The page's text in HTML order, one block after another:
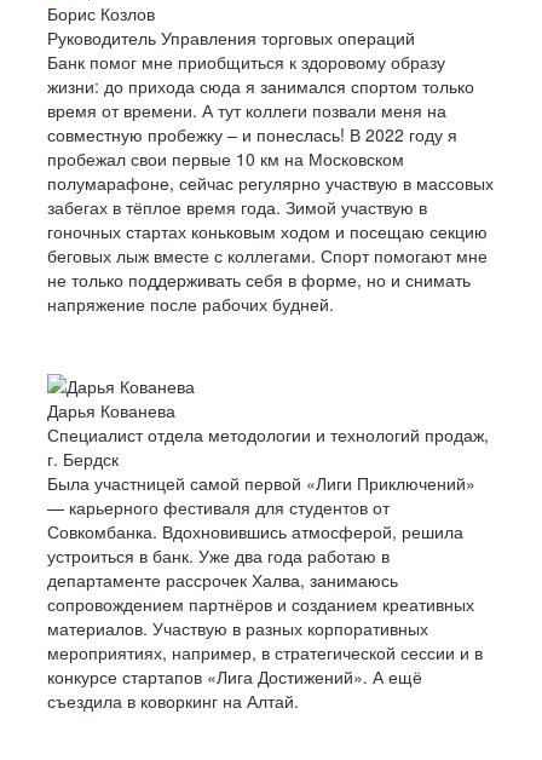
Борис Козлов
Руководитель Управления торговых операций
Банк помог мне приобщиться к здоровому образу
жизни: до прихода сюда я занимался спортом только
время от времени. А тут коллеги позвали меня на
совместную пробежку – и понеслась! В 2022 году я
пробежал свои первые 10 км на Московском
полумарафоне, сейчас регулярно участвую в массовых
забегах в тёплое время года. Зимой участвую в
гоночных стартах коньковым ходом и посещаю секцию
беговых лыж вместе с коллегами. Спорт помогают мне
не только поддерживать себя в форме, но и снимать
напряжение после рабочих будней.
Дарья Кованева
Специалист отдела методологии и технологий продаж,
г. Бердск
Была участницей самой первой «Лиги Приключений»
— карьерного фестиваля для студентов от
Совкомбанка. Вдохновившись атмосферой, решила
устроиться в банк. Уже два года работаю в
департаменте рассрочек Халва, занимаюсь
сопровождением партнёров и созданием креативных
материалов. Участвую в разных корпоративных
мероприятиях, например, в стратегической сессии и в
конкурсе стартапов «Лига Достижений». А ещё
съездила в коворкинг на Алтай.